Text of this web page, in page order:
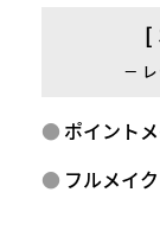
[
－
ポイント
フルメイ